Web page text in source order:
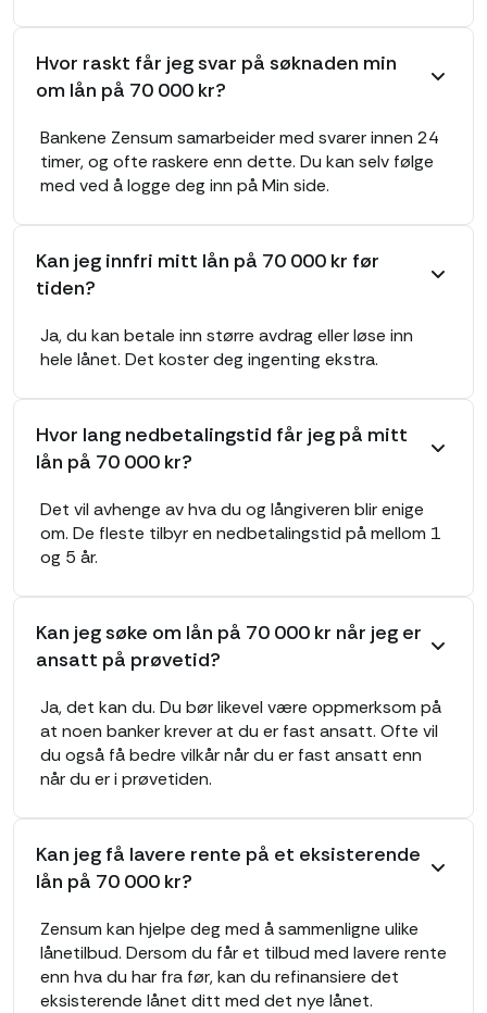
Hvor raskt får jeg svar på søknaden min
om lån på 70 000 kr?
Bankene Zensum samarbeider med svarer innen 24
timer, og ofte raskere enn dette. Du kan selv følge
med ved å logge deg inn på Min side.
Kan jeg innfri mitt lån på 70 000 kr før
tiden?
Ja, du kan betale inn større avdrag eller løse inn
hele lånet. Det koster deg ingenting ekstra.
Hvor lang nedbetalingstid får jeg på mitt
lån på 70 000 kr?
Det vil avhenge av hva du og långiveren blir enige
om. De fleste tilbyr en nedbetalingstid på mellom 1
og 5 år.
Kan jeg søke om lån på 70 000 kr når jeg er
ansatt på prøvetid?
Ja, det kan du. Du bør likevel være oppmerksom på
at noen banker krever at du er fast ansatt. Ofte vil
du også få bedre vilkår når du er fast ansatt enn
når du er i prøvetiden.
Kan jeg få lavere rente på et eksisterende
lån på 70 000 kr?
Zensum kan hjelpe deg med å sammenligne ulike
lånetilbud. Dersom du får et tilbud med lavere rente
enn hva du har fra før, kan du refinansiere det
eksisterende lånet ditt med det nye lånet.